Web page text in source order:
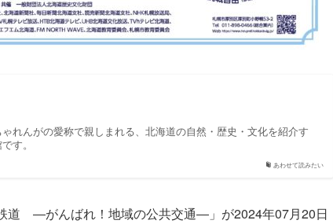
あわせて読みたい
れんがの愛称で親しまれる、北海道の自然・歴史・文化を紹介す
す。
道 ―がんばれ！地域の公共交通―」が2024年07月20日